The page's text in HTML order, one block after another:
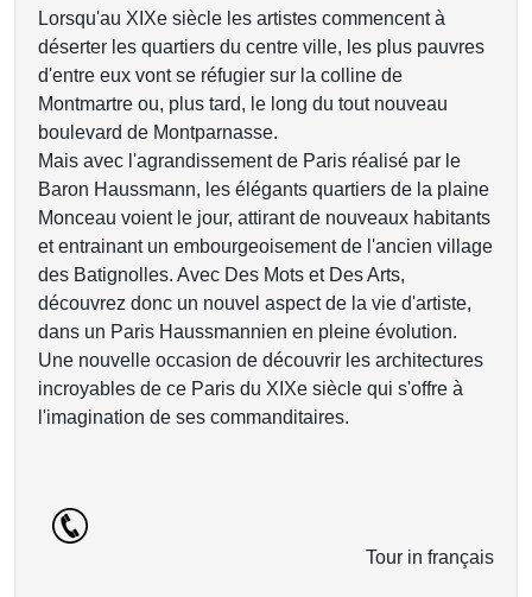
Lorsqu'au XIXe siècle les artistes commencent à
déserter les quartiers du centre ville, les plus pauvres
d'entre eux vont se réfugier sur la colline de
Montmartre ou, plus tard, le long du tout nouveau
boulevard de Montparnasse.
Mais avec l'agrandissement de Paris réalisé par le
Baron Haussmann, les élégants quartiers de la plaine
Monceau voient le jour, attirant de nouveaux habitants
et entrainant un embourgeoisement de l'ancien village
des Batignolles. Avec Des Mots et Des Arts,
découvrez donc un nouvel aspect de la vie d'artiste,
dans un Paris Haussmannien en pleine évolution.
Une nouvelle occasion de découvrir les architectures
incroyables de ce Paris du XIXe siècle qui s'offre à
l'imagination de ses commanditaires.
Tour in français